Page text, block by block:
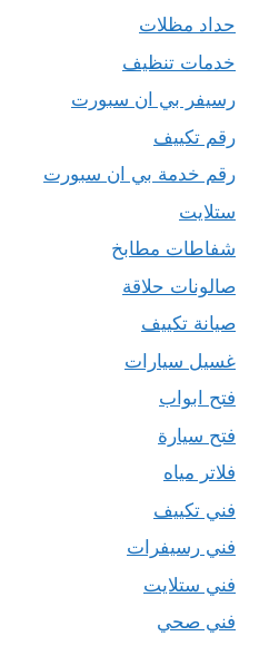
حداد مظلات
خدمات تنظيف
رسيفر بي ان سبورت
رقم تكييف
رقم خدمة بي ان سبورت
ستلايت
شفاطات مطابخ
صالونات حلاقة
صيانة تكييف
غسيل سيارات
فتح ابواب
فتح سيارة
فلاتر مياه
فني تكييف
فني رسيفرات
فني ستلايت
فني صحي